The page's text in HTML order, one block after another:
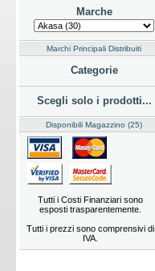
Marche
Marchi Principali Distribuiti
Categorie
Scegli solo i prodotti...
Disponibili Magazzino (25)
Tutti i Costi Finanziari sono
esposti trasparentemente.
Tutti i prezzi sono comprensivi di
IVA.